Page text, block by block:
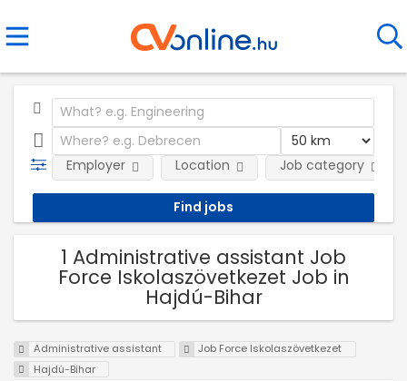
Employer Location Job category
1 Administrative assistant Job
Force Iskolaszövetkezet Job in
Hajdú-Bihar
Administrative assistant
Job Force Iskolaszövetkezet
Hajdú-Bihar